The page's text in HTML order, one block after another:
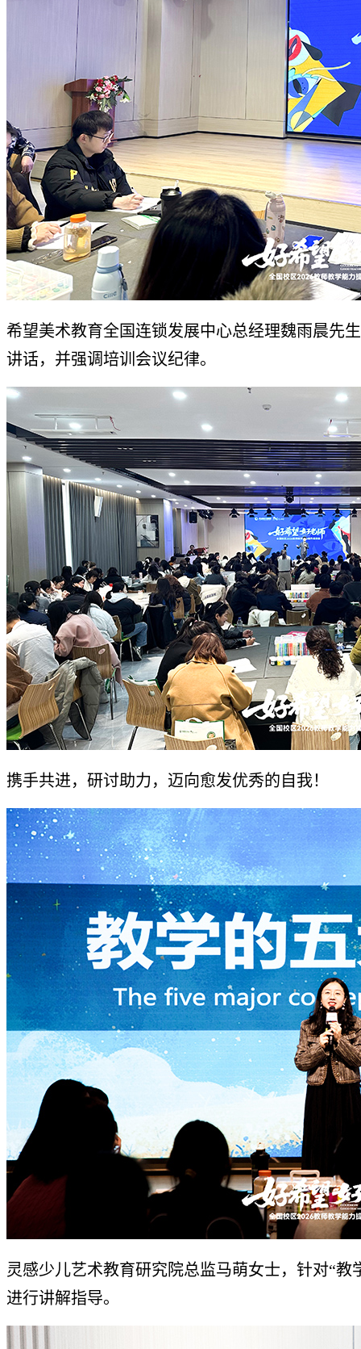
希望美术教育全国连锁发展中心总经理魏雨晨先
讲话，并强调培训会议纪律。
携手共进，研讨助力，迈向愈发优秀的自我！
灵感少儿艺术教育研究院总监马萌女士，针对“教
进行讲解指导。